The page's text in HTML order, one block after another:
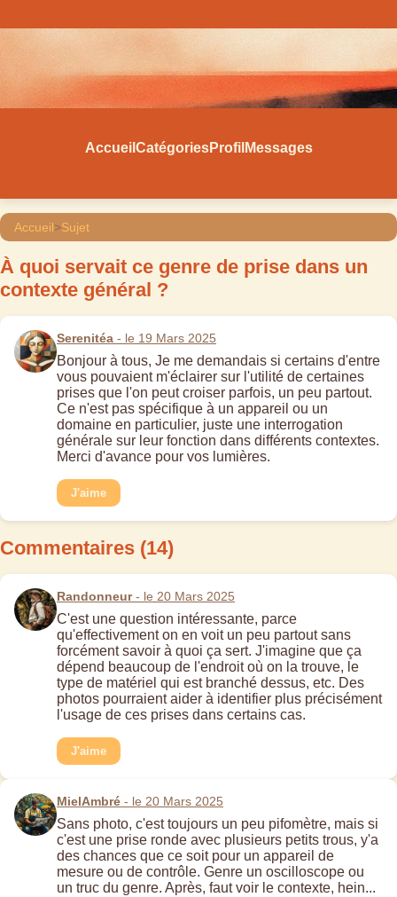
Accueil CatégoriesProfil Messages
Accueil>Sujet
À quoi servait ce genre de prise dans un
contexte général ?
Serenitéa - le 19 Mars 2025
Bonjour à tous, Je me demandais si certains d'entre
vous pouvaient m'éclairer sur l'utilité de certaines
prises que l'on peut croiser parfois, un peu partout.
Ce n'est pas spécifique à un appareil ou un
domaine en particulier, juste une interrogation
générale sur leur fonction dans différents contextes.
Merci d'avance pour vos lumières.
J'aime
Commentaires (14)
Randonneur- le 20 Mars 2025
C'est une question intéressante, parce
qu'effectivement on en voit un peu partout sans
forcément savoir à quoi ça sert. J'imagine que ça
dépend beaucoup de l'endroit où on la trouve, le
type de matériel qui est branché dessus, etc. Des
photos pourraient aider à identifier plus précisément
l'usage de ces prises dans certains cas.
J'aime
MielAmbré - le 20 Mars 2025
Sans photo, c'est toujours un peu pifomètre, mais si
c'est une prise ronde avec plusieurs petits trous, y'a
des chances que ce soit pour un appareil de
mesure ou de contrôle. Genre un oscilloscope ou
un truc du genre. Après, faut voir le contexte, hein...